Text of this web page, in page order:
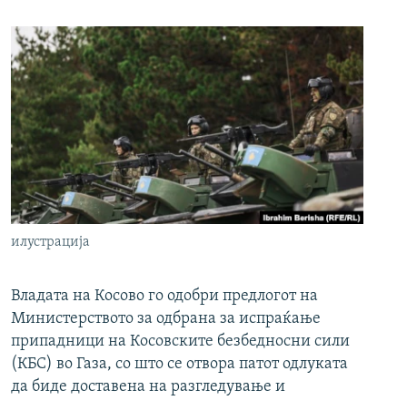
илустрација
Владата на Косово го одобри предлогот на
Министерството за одбрана за испраќање
припадници на Косовските безбедносни сили
(КБС) во Газа, со што се отвора патот одлуката
да биде доставена на разгледување и